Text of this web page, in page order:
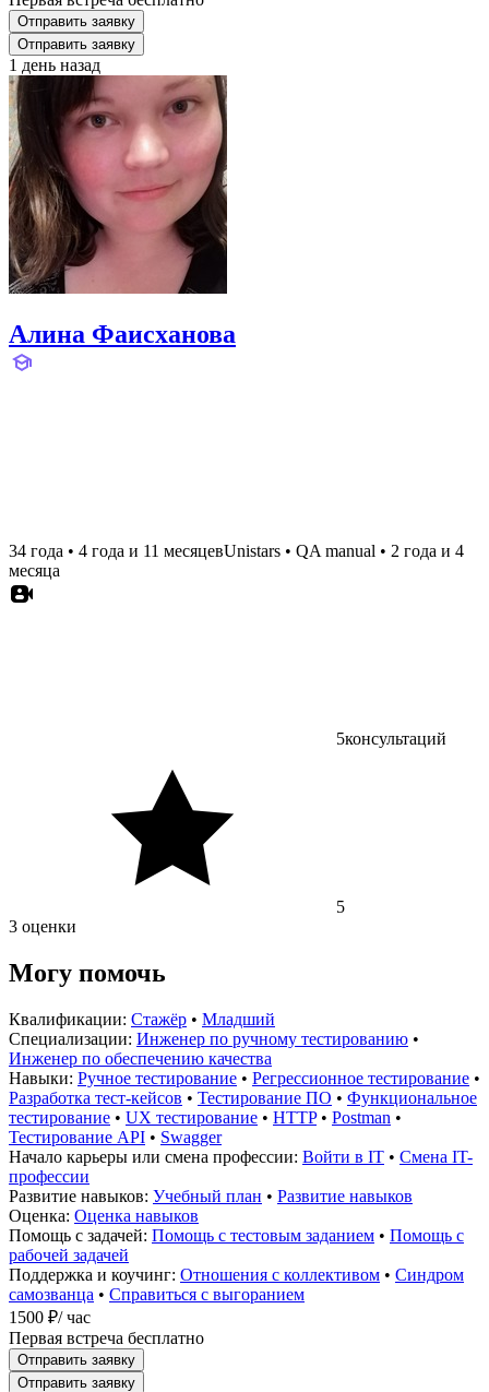
Отправить заявку
Отправить заявку
1 день назад
Алина Фаисханова
34 года • 4 года и 11 месяцевUnistars • QA manual • 2 года и 4
месяца
5консультаций
5
3 оценки
Могу помочь
Квалификации: Стажёр • Младший
Специализации: Инженер по ручному тестированию •
Инженер по обеспечению качества
Навыки: Ручное тестирование • Регрессионное тестирование •
Разработка тест-кейсов • Тестирование ПО • Функциональное
тестирование • UX тестирование • HTTP• Postman •
Тестирование API • Swagger
Начало карьеры или смена профессии: Войти в IT • Смена IT-
профессии
Развитие навыков: Учебный план • Развитие навыков
Оценка: Оценка навыков
Помощь с задачей: Помощь с тестовым заданием • Помощь с
рабочей задачей
Поддержка и коучинг: Отношения с коллективом • Синдром
самозванца • Справиться с выгоранием
1500 ₽/ час
Первая встреча бесплатно
Отправить заявку
Отправить заявку